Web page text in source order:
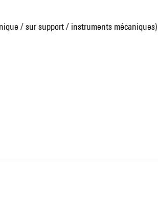
/ sur support / instruments mécaniques)